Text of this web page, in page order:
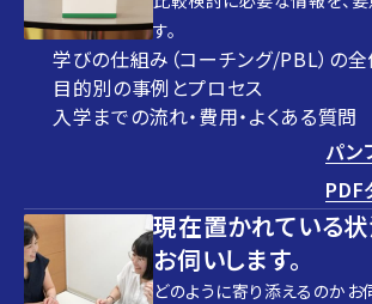
す。
学びの仕組み（コーチング/PBL）の
目的別の事例とプロセス
入学までの流れ・費用・よくある質問
パン
PDF
現在置かれている
お伺いします。
どのように寄り添えるのかお